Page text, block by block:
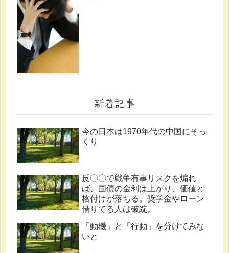
新着記事
今の日本は1970年代の中国にそっ
くり
反〇〇で戦争有事リスクを煽れ
ば、国債の金利は上がり、価値と
格付けが落ちる。奨学金やローン
借りてる人は破綻。
「動機」と「行動」を分けてみな
いと